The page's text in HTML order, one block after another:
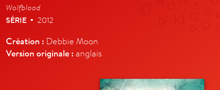
Wolfblood
SÉRIE • 2012
Création : Debbie Moon
Version originale : anglais